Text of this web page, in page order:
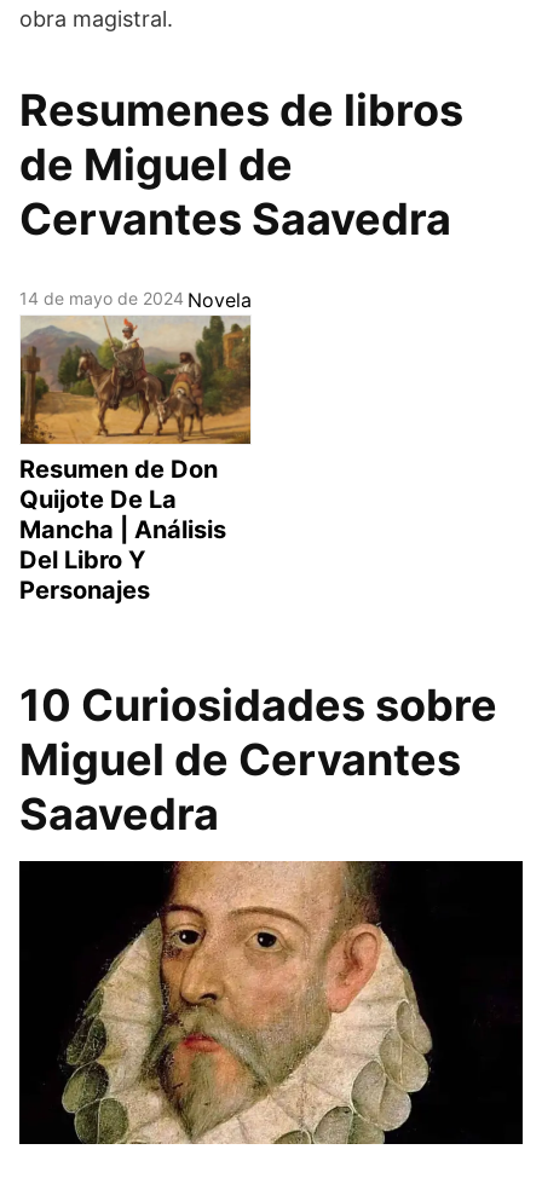
obra magistral.
Resumenes de libros
de Miguel de
Cervantes Saavedra
14 de mayo de 2024 Novela
Resumen de Don
Quijote De La
Mancha | Análisis
Del Libro Y
Personajes
10 Curiosidades sobre
Miguel de Cervantes
Saavedra